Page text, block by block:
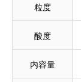
粒度
酸度
内容量